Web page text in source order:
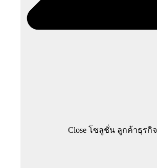
Close โซลูชั่น ลูกค้าธุรกิจ